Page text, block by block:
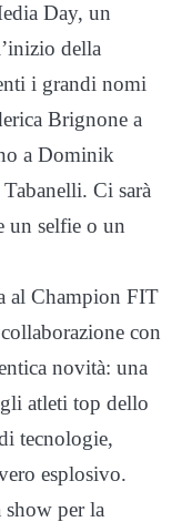
Day, un
della
i grandi nomi
Brignone a
a Dominik
Ci sarà
un selfie o un
al Champion FIT
con
novità: una
atleti top dello
tecnologie,
esplosivo.
show per la